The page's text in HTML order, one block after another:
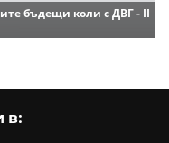
бъдещи коли с ДВГ - II
в: